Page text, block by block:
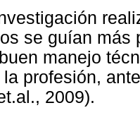
se guían más
manejo
profesión,
2009).